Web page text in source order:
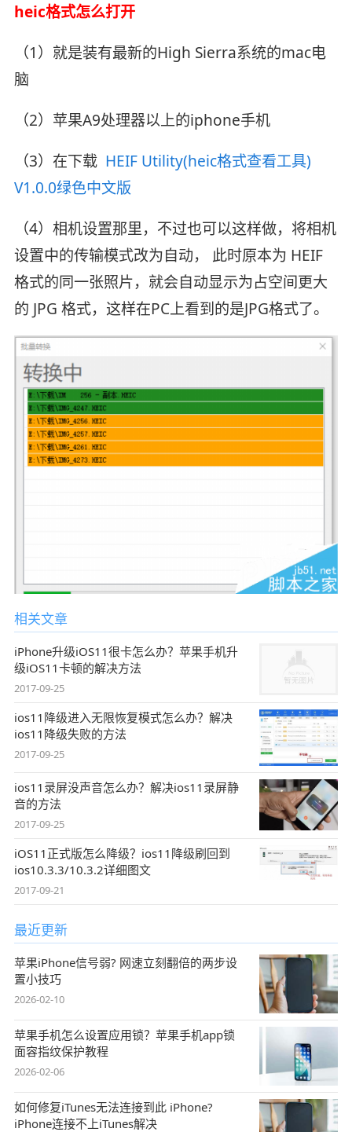
heic格式怎么打开
（1）就是装有最新的High Sierra系统的mac电
脑
（2）苹果A9处理器以上的iphone手机
（3）在下载 HEIF Utility(heic格式查看工具)
V1.0.0绿色中文版
（4）相机设置那里，不过也可以这样做，将相机
设置中的传输模式改为自动， 此时原本为 HEIF
格式的同一张照片，就会自动显示为占空间更大
的 JPG 格式，这样在PC上看到的是JPG格式了。
相关文章
iPhone升级iOS11很卡怎么办？苹果手机升
级iOS11卡顿的解决方法
2017-09-25
ios11降级进入无限恢复模式怎么办？解决
ios11降级失败的方法
2017-09-25
ios11录屏没声音怎么办？解决ios11录屏静
音的方法
2017-09-25
iOS11正式版怎么降级？ios11降级刷回到
ios10.3.3/10.3.2详细图文
2017-09-21
最近更新
苹果iPhone信号弱? 网速立刻翻倍的两步设
置小技巧
2026-02-10
苹果手机怎么设置应用锁？苹果手机app锁
面容指纹保护教程
2026-02-06
如何修复iTunes无法连接到此 iPhone?
iPhone连接不上iTunes解决